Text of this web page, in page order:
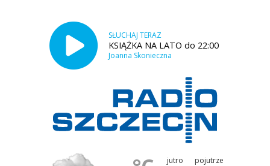
SŁUCHAJ TERAZ
KSIĄŻKA NA LATO do 22:00
Joanna Skonieczna
jutro pojutrze